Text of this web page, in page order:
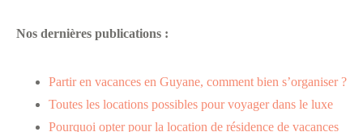
Nos dernières publications :
Partir en vacances en Guyane, comment bien s’organiser ?
Toutes les locations possibles pour voyager dans le luxe
Pourquoi opter pour la location de résidence de vacances